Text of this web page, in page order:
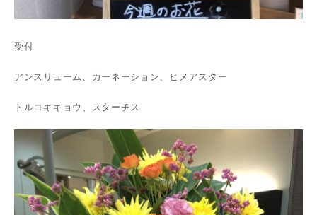
受付
アンスリューム、カーネーション、ヒメアスター
トルコキキョウ、スターチス